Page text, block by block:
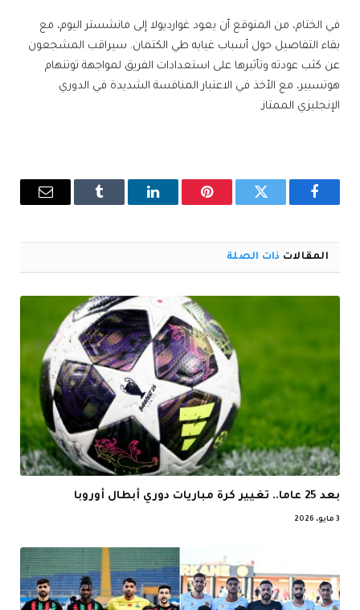
في الختام، من المتوقع أن يعود غوارديولا إلى مانشستر اليوم، مع
بقاء التفاصيل حول أسباب غيابه طي الكتمان. سيراقب المشجعون
عن كثب عودته وتأثيرها على استعدادات الفريق لمواجهة توتنهام
هوتسبير، مع الأخذ في الاعتبار المنافسة الشديدة في الدوري
الإنجليزي الممتاز.
فيسبوك تويتر بينتيريستلينكدإن Tumblr
البريد
المقالات ذات الصلة
بعد 25 عاما.. تغيير كرة مباريات دوري أبطال أوروبا
3 مايو، 2026